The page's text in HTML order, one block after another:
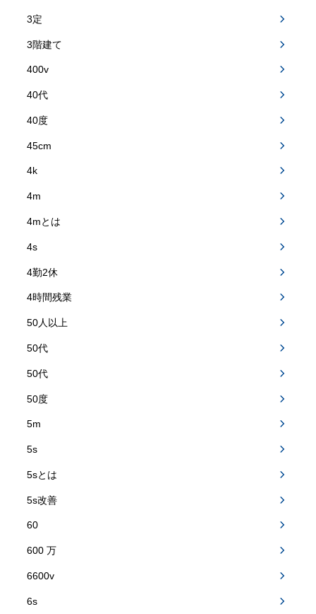
3定
3階建て
400v
40代
40度
45cm
4k
4m
4mとは
4s
4勤2休
4時間残業
50人以上
50代
50代
50度
5m
5s
5sとは
5s改善
60
600 万
6600v
6s